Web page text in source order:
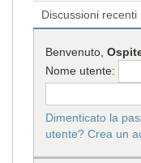
Discussioni recenti
Benvenuto,
Nome utente:
Dimenticato la
utente? Crea un